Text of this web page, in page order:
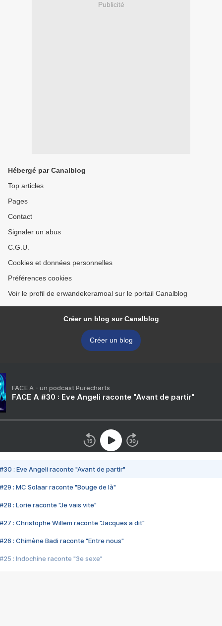
Publicité
Hébergé par Canalblog
Top articles
Pages
Contact
Signaler un abus
C.G.U.
Cookies et données personnelles
Préférences cookies
Voir le profil de erwandekeramoal sur le portail Canalblog
Créer un blog sur Canalblog
Créer un blog
FACE A - un podcast Purecharts
FACE A #30 : Eve Angeli raconte "Avant de partir"
#30 : Eve Angeli raconte "Avant de partir"
#29 : MC Solaar raconte "Bouge de là"
#28 : Lorie raconte "Je vais vite"
#27 : Christophe Willem raconte "Jacques a dit"
#26 : Chimène Badi raconte "Entre nous"
#25 : Indochine raconte "3e sexe"